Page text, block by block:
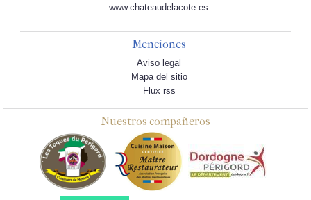
www.chateaudelacote.es
Menciones
Aviso legal
Mapa del sitio
Flux rss
Nuestros compañeros